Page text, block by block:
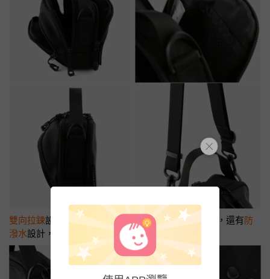
雙向拉鍊設計 讓左右手都能輕鬆使用。除了防盜扣環，還有防
潑水設計，出門不怕臨時雨！